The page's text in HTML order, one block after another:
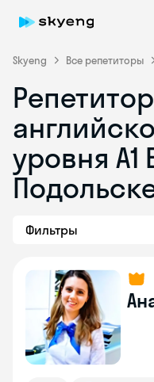
Skyeng Все репетиторы
уровня A1
Фильтры
Skyeng Chat